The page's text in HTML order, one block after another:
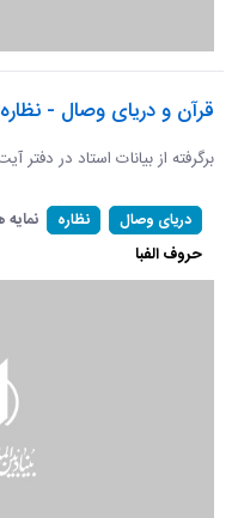
قرآن و دریای وصال - نظاره
برگرفته از بیانات استاد در دفتر
دریای وصال نظاره نمایه
حروف الفبا